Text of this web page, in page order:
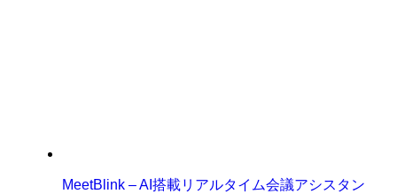
MeetBlink – AI搭載リアルタイム会議アシスタン